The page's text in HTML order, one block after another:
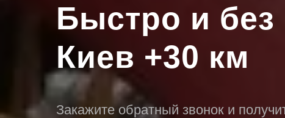
Быстро и
Киев +30 км
Закажите обратный звонок и